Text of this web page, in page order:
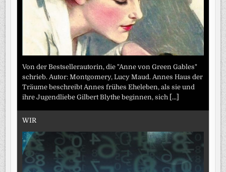
Von der Bestsellerautorin, die "Anne von Green Gables"
schrieb. Autor: Montgomery, Lucy Maud. Annes Haus der
Träume beschreibt Annes frühes Eheleben, als sie und
ihre Jugendliebe Gilbert Blythe beginnen, sich [...]
WIR